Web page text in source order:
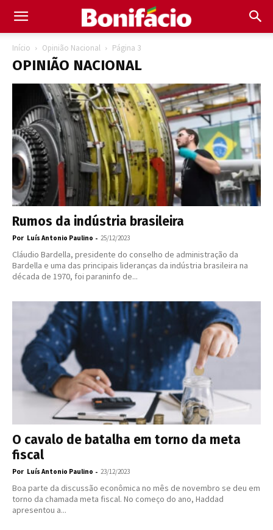
Início Opinião Nacional Página 3
OPINIÃO NACIONAL
Rumos da indústria brasileira
Por Luís Antonio Paulino - 25/12/2023
Cláudio Bardella, presidente do conselho de administração da
Bardella e uma das principais lideranças da indústria brasileira na
década de 1970, foi paraninfo de...
O cavalo de batalha em torno da meta
fiscal
Por Luís Antonio Paulino - 23/12/2023
Boa parte da discussão econômica no mês de novembro se deu em
torno da chamada meta fiscal. No começo do ano, Haddad
apresentou a...